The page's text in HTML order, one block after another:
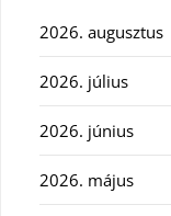
2026. augusztus
2026. július
2026. június
2026. május